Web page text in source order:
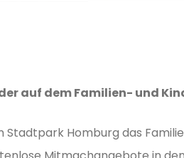
auf dem Familien- und
Stadtpark Homburg das